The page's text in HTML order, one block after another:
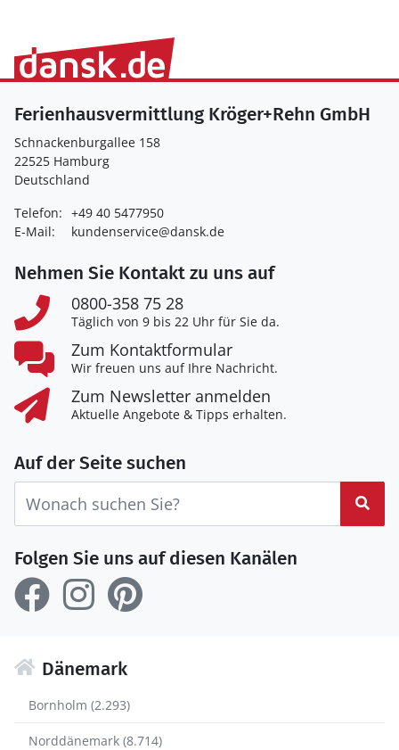
Ferienhausvermittlung Kröger+Rehn GmbH
Schnackenburgallee 158
22525 Hamburg
Deutschland
Telefon: +49 40 5477950
E-Mail:
kundenservice@dansk.de
Nehmen Sie Kontakt zu uns auf
0800-358 75 28
Täglich von 9 bis 22 Uhr für Sie da.
Zum Kontaktformular
Wir freuen uns auf Ihre Nachricht.
Zum Newsletter anmelden
Aktuelle Angebote & Tipps erhalten.
Auf der Seite suchen
Folgen Sie uns auf diesen Kanälen
Dänemark
Bornholm (2.293)
Norddänemark (8.714)